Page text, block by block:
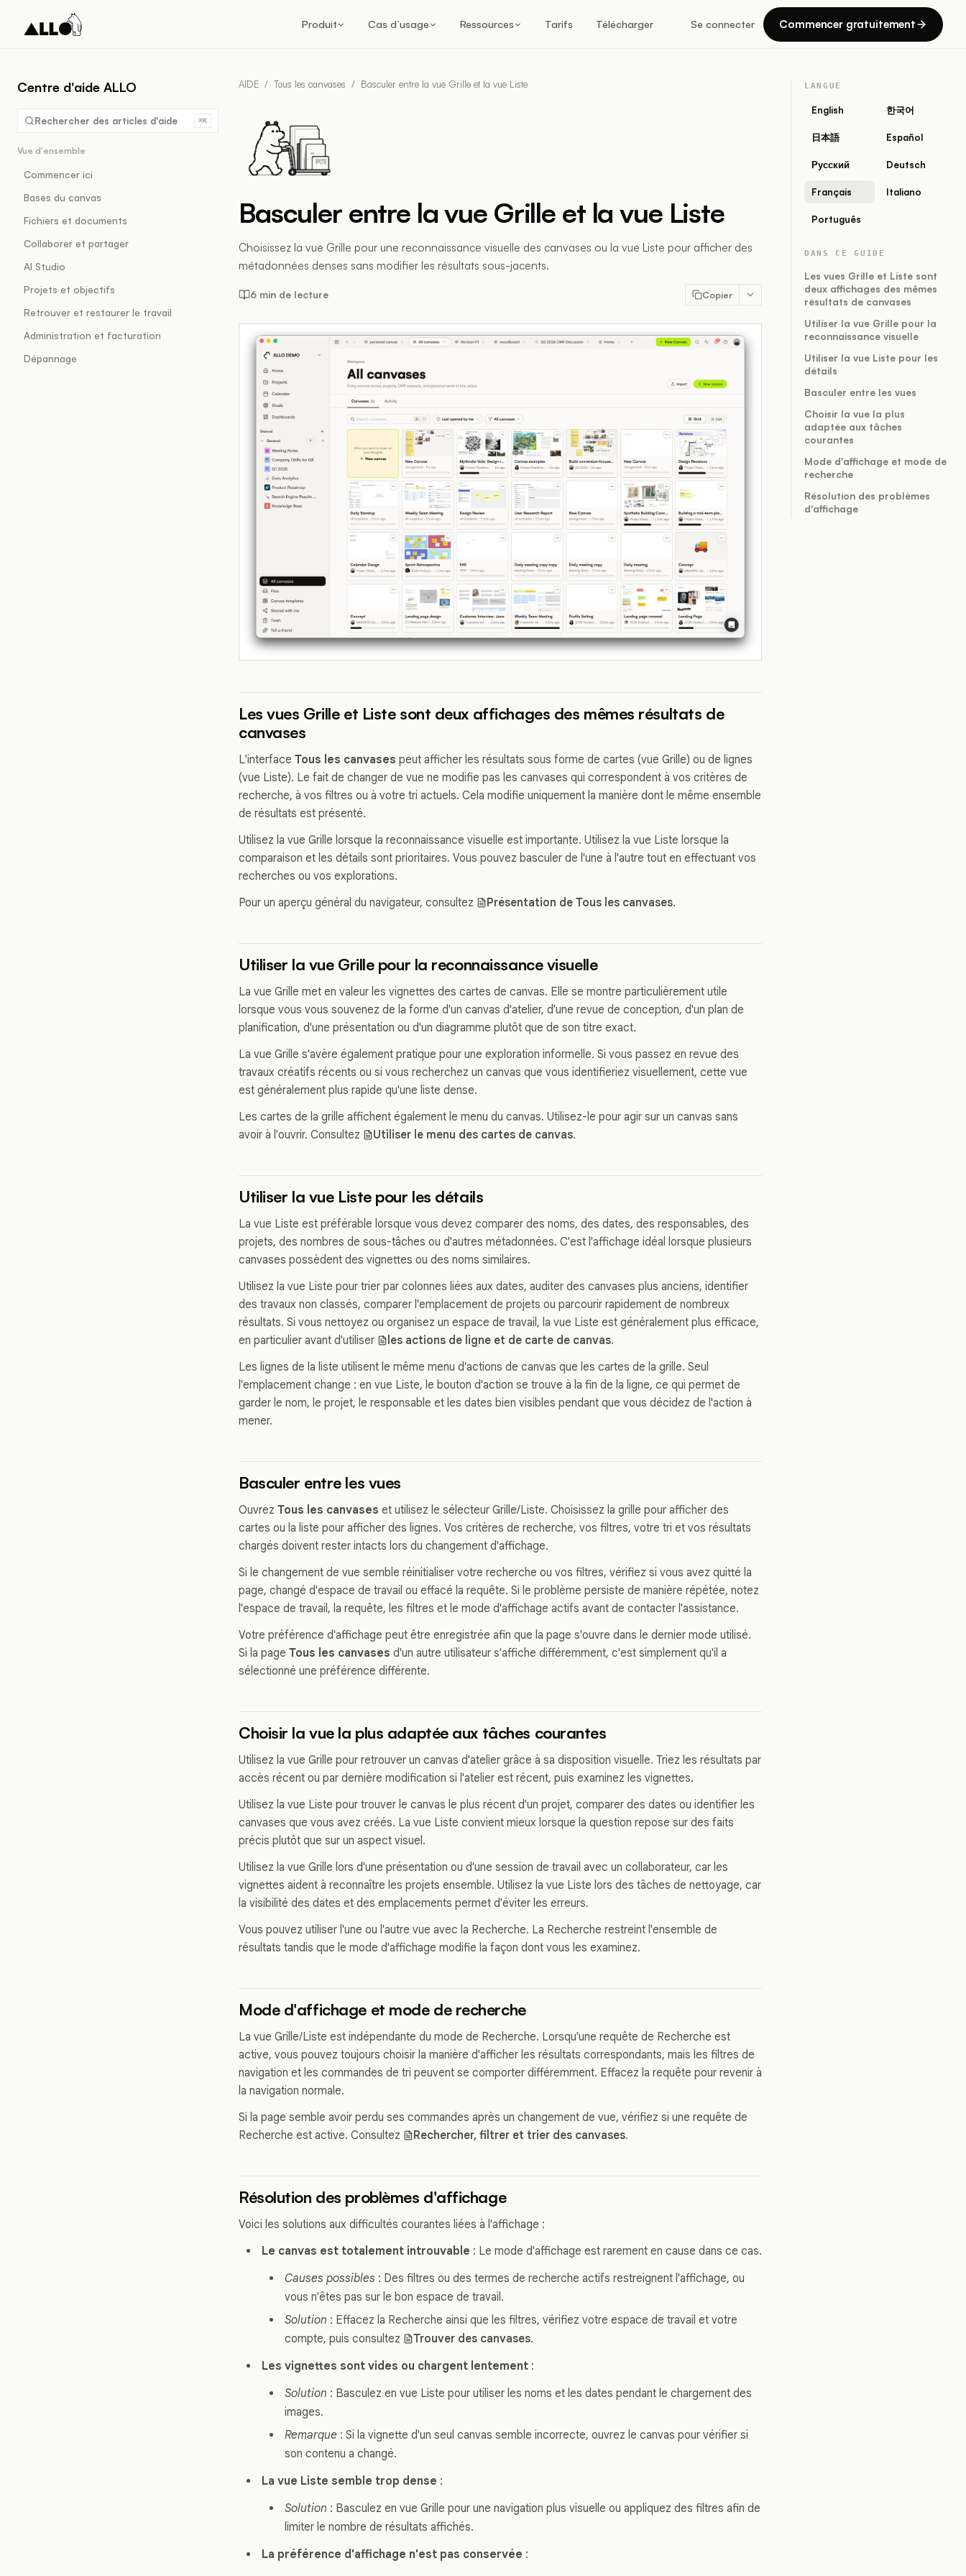
Produit Cas d’usage Ressources Tarifs Télécharger Se connecter Commencer gratuitement
Centre d'aide ALLO
Rechercher des articles d'aide ⌘K
Vue d'ensemble
Commencer ici
Bases du canvas
Fichiers et documents
Collaborer et partager
AI Studio
Projets et objectifs
Retrouver et restaurer le travail
Administration et facturation
Dépannage
AIDE / Tous les canvases / Basculer entre la vue Grille et la vue Liste
Basculer entre la vue Grille et la vue Liste
Choisissez la vue Grille pour une reconnaissance visuelle des canvases ou la vue Liste pour afficher des
métadonnées denses sans modifier les résultats sous-jacents.
6 min de lecture Copier
Les vues Grille et Liste sont deux affichages des mêmes résultats de
canvases
L'interface Tous les canvases peut afficher les résultats sous forme de cartes (vue Grille) ou de lignes
(vue Liste). Le fait de changer de vue ne modifie pas les canvases qui correspondent à vos critères de
recherche, à vos filtres ou à votre tri actuels. Cela modifie uniquement la manière dont le même ensemble
de résultats est présenté.
Utilisez la vue Grille lorsque la reconnaissance visuelle est importante. Utilisez la vue Liste lorsque la
comparaison et les détails sont prioritaires. Vous pouvez basculer de l'une à l'autre tout en effectuant vos
recherches ou vos explorations.
Pour un aperçu général du navigateur, consultez
Présentation de Tous les canvases.
Utiliser la vue Grille pour la reconnaissance visuelle
La vue Grille met en valeur les vignettes des cartes de canvas. Elle se montre particulièrement utile
lorsque vous vous souvenez de la forme d'un canvas d'atelier, d'une revue de conception, d'un plan de
planification, d'une présentation ou d'un diagramme plutôt que de son titre exact.
La vue Grille s'avère également pratique pour une exploration informelle. Si vous passez en revue des
travaux créatifs récents ou si vous recherchez un canvas que vous identifieriez visuellement, cette vue
est généralement plus rapide qu'une liste dense.
Les cartes de la grille affichent également le menu du canvas. Utilisez-le pour agir sur un canvas sans
avoir à l'ouvrir. Consultez
Utiliser le menu des cartes de canvas.
Utiliser la vue Liste pour les détails
La vue Liste est préférable lorsque vous devez comparer des noms, des dates, des responsables, des
projets, des nombres de sous-tâches ou d'autres métadonnées. C'est l'affichage idéal lorsque plusieurs
canvases possèdent des vignettes ou des noms similaires.
Utilisez la vue Liste pour trier par colonnes liées aux dates, auditer des canvases plus anciens, identifier
des travaux non classés, comparer l'emplacement de projets ou parcourir rapidement de nombreux
résultats. Si vous nettoyez ou organisez un espace de travail, la vue Liste est généralement plus efficace,
en particulier avant d'utiliser
les actions de ligne et de carte de canvas.
Les lignes de la liste utilisent le même menu d'actions de canvas que les cartes de la grille. Seul
l'emplacement change : en vue Liste, le bouton d'action se trouve à la fin de la ligne, ce qui permet de
garder le nom, le projet, le responsable et les dates bien visibles pendant que vous décidez de l'action à
mener.
Basculer entre les vues
Ouvrez Tous les canvases et utilisez le sélecteur Grille/Liste. Choisissez la grille pour afficher des
cartes ou la liste pour afficher des lignes. Vos critères de recherche, vos filtres, votre tri et vos résultats
chargés doivent rester intacts lors du changement d'affichage.
Si le changement de vue semble réinitialiser votre recherche ou vos filtres, vérifiez si vous avez quitté la
page, changé d'espace de travail ou effacé la requête. Si le problème persiste de manière répétée, notez
l'espace de travail, la requête, les filtres et le mode d'affichage actifs avant de contacter l'assistance.
Votre préférence d'affichage peut être enregistrée afin que la page s'ouvre dans le dernier mode utilisé.
Si la page Tous les canvases d'un autre utilisateur s'affiche différemment, c'est simplement qu'il a
sélectionné une préférence différente.
Choisir la vue la plus adaptée aux tâches courantes
Utilisez la vue Grille pour retrouver un canvas d'atelier grâce à sa disposition visuelle. Triez les résultats par
accès récent ou par dernière modification si l'atelier est récent, puis examinez les vignettes.
Utilisez la vue Liste pour trouver le canvas le plus récent d'un projet, comparer des dates ou identifier les
canvases que vous avez créés. La vue Liste convient mieux lorsque la question repose sur des faits
précis plutôt que sur un aspect visuel.
Utilisez la vue Grille lors d'une présentation ou d'une session de travail avec un collaborateur, car les
vignettes aident à reconnaître les projets ensemble. Utilisez la vue Liste lors des tâches de nettoyage, car
la visibilité des dates et des emplacements permet d'éviter les erreurs.
Vous pouvez utiliser l'une ou l'autre vue avec la Recherche. La Recherche restreint l'ensemble de
résultats tandis que le mode d'affichage modifie la façon dont vous les examinez.
Mode d'affichage et mode de recherche
La vue Grille/Liste est indépendante du mode de Recherche. Lorsqu'une requête de Recherche est
active, vous pouvez toujours choisir la manière d'afficher les résultats correspondants, mais les filtres de
navigation et les commandes de tri peuvent se comporter différemment. Effacez la requête pour revenir à
la navigation normale.
Si la page semble avoir perdu ses commandes après un changement de vue, vérifiez si une requête de
Recherche est active. Consultez
Rechercher, filtrer et trier des canvases.
Résolution des problèmes d'affichage
Voici les solutions aux difficultés courantes liées à l'affichage :
Le canvas est totalement introuvable : Le mode d'affichage est rarement en cause dans ce cas.
Causes possibles : Des filtres ou des termes de recherche actifs restreignent l'affichage, ou
vous n'êtes pas sur le bon espace de travail.
Solution : Effacez la Recherche ainsi que les filtres, vérifiez votre espace de travail et votre
compte, puis consultez
Trouver des canvases.
Les vignettes sont vides ou chargent lentement :
Solution : Basculez en vue Liste pour utiliser les noms et les dates pendant le chargement des
images.
Remarque : Si la vignette d'un seul canvas semble incorrecte, ouvrez le canvas pour vérifier si
son contenu a changé.
La vue Liste semble trop dense :
Solution : Basculez en vue Grille pour une navigation plus visuelle ou appliquez des filtres afin de
limiter le nombre de résultats affichés.
La préférence d'affichage n'est pas conservée :
LANGUE
English 한국어
日本語 Español
Русский Deutsch
Français Italiano
Português
DANS CE GUIDE
Les vues Grille et Liste sont
deux affichages des mêmes
résultats de canvases
Utiliser la vue Grille pour la
reconnaissance visuelle
Utiliser la vue Liste pour les
détails
Basculer entre les vues
Choisir la vue la plus
adaptée aux tâches
courantes
Mode d'affichage et mode de
recherche
Résolution des problèmes
d'affichage